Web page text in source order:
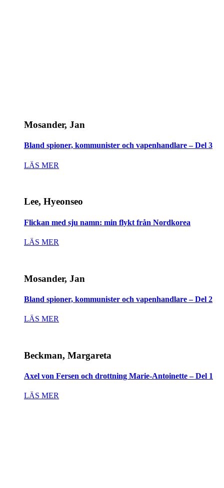
Mosander, Jan
Bland spioner, kommunister och vapenhandlare – Del 3
LÄS MER
Lee, Hyeonseo
Flickan med sju namn: min flykt från Nordkorea
LÄS MER
Mosander, Jan
Bland spioner, kommunister och vapenhandlare – Del 2
LÄS MER
Beckman, Margareta
Axel von Fersen och drottning Marie-Antoinette – Del 1
LÄS MER